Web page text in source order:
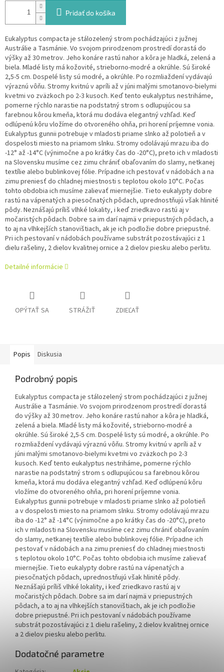
Pridať do košíka
Eukalyptus compacta je stálozelený strom pochádzajúci z južnej
Austrálie a Tasmánie. Vo svojom prirodzenom prostredí dorastá do
výšky až 30 metrov. Jeho konáre rastú nahor a kôra je hladká, zelená a
biela. Mladé listy má kožovité, strieborno-modré a okrúhle. Sú široké
2,5-5 cm. Dospelé listy sú modré, a okrúhle. Po rozmliaždení vydávajú
výraznú vôňu. Stromy kvitnú v apríli až v júni malými smotanovo-bielymi
kvetmi vo zväzkoch po 2-3 kusoch. Keď tento eukalyptus nestriháme,
pomerne rýchlo narastie na podstatný strom s odlupujúcou sa
farebnou kôrou kmeňa, ktorá mu dodáva elegantný vzhľad. Keď
odlúpenú kôru vložíme do otvoreného ohňa, pri horení príjemne vonia.
Eukalyptus gunnii potrebuje v mladosti priame slnko až polotieň a v
dospelosti miesto na priamom slnku. Stromy odolávajú mrazu iba do
-12° až -14°C (výnimočne a po krátky čas do -20°C), preto ich v mladosti
na Slovensku musíme cez zimu chrániť obaľovaním do slamy, netkanej
textílie alebo bublinkovej fólie. Prípadne ich pestovať v nádobách a na
zimu preniesť do chladnej miestnosti s teplotou okolo 10°C. Počas
tohto obdobia ich musíme zalievať miernejšie. Tieto eukalypty dobre
rastú na vápenatých a piesočnatých pôdach, uprednostňujú však hlinité
pôdy. Neznášajú príliš vlhké lokality, i keď zriedkavo rastú aj v
močaristých pôdach. Dobre sa im darí najmä v priepustných pôdach, a
to aj na vlhkejších stanovištiach, ak je ich podložie dobre priepustné.
Pri ich pestovaní v nádobách používame substrát pozostávajúci z 1
dielu rašeliny, 2 dielov kvalitnej ornice a 2 dielov piesku alebo perlitu.
Detailné informácie
OPÝTAŤ SA STRÁŽIŤ ZDIEĽAŤ
Popis Diskusia
Podrobný popis
Eukalyptus compacta je stálozelený strom pochádzajúci z južnej
Austrálie a Tasmánie. Vo svojom prirodzenom prostredí dorastá
do výšky až 30 metrov. Jeho konáre rastú nahor a kôra je hladká,
zelená a biela. Mladé listy má kožovité, strieborno-modré a
okrúhle. Sú široké 2,5-5 cm. Dospelé listy sú modré, a okrúhle. Po
rozmliaždení vydávajú výraznú vôňu. Stromy kvitnú v apríli až v
júni malými smotanovo-bielymi kvetmi vo zväzkoch po 2-3
kusoch. Keď tento eukalyptus nestriháme, pomerne rýchlo
narastie na podstatný strom s odlupujúcou sa farebnou kôrou
kmeňa, ktorá mu dodáva elegantný vzhľad. Keď odlúpenú kôru
vložíme do otvoreného ohňa, pri horení príjemne vonia.
Eukalyptus gunnii potrebuje v mladosti priame slnko až polotieň
a v dospelosti miesto na priamom slnku. Stromy odolávajú mrazu
iba do -12° až -14°C (výnimočne a po krátky čas do -20°C), preto
ich v mladosti na Slovensku musíme cez zimu chrániť obaľovaním
do slamy, netkanej textílie alebo bublinkovej fólie. Prípadne ich
pestovať v nádobách a na zimu preniesť do chladnej miestnosti
s teplotou okolo 10°C. Počas tohto obdobia ich musíme zalievať
miernejšie. Tieto eukalypty dobre rastú na vápenatých a
piesočnatých pôdach, uprednostňujú však hlinité pôdy.
Neznášajú príliš vlhké lokality, i keď zriedkavo rastú aj v
močaristých pôdach. Dobre sa im darí najmä v priepustných
pôdach, a to aj na vlhkejších stanovištiach, ak je ich podložie
dobre priepustné. Pri ich pestovaní v nádobách používame
substrát pozostávajúci z 1 dielu rašeliny, 2 dielov kvalitnej ornice
a 2 dielov piesku alebo perlitu.
Dodatočné parametre